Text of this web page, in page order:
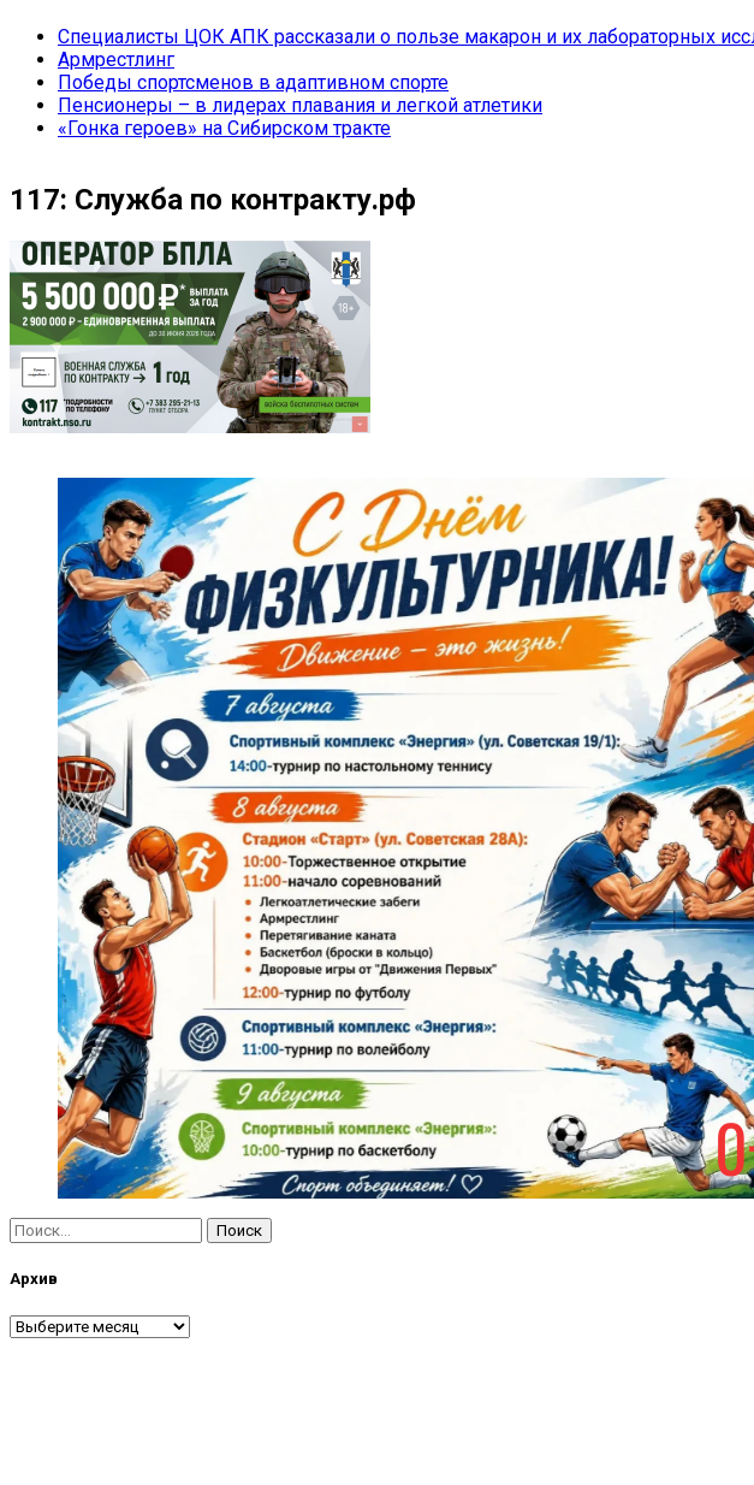
Специалисты ЦОК АПК рассказали о пользе макарон и их лабораторных
Армрестлинг
Победы спортсменов в адаптивном спорте
Пенсионеры – в лидерах плавания и легкой атлетики
«Гонка героев» на Сибирском тракте
117: Служба по контракту.рф
Найти:
Архив
Архив